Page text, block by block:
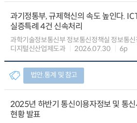
과기정통부, 규제혁신의 속도 높인다.
실증특례 4건 신속처리
과학기술정보통신부 정보통신정책실 정보통
디지털신산업제도과
2026.07.30 6p
법안.통계 및 참고
2025년 하반기 통신이용자정보 및 통
현황 발표